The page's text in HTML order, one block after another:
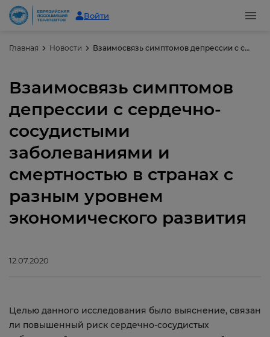
Войти
Главная Новости Взаимосвязь симптомов депрессии с сердечно-сосудистыми заболеваниями и смертностью в странах с разным уровнем экономического развития
Взаимосвязь симптомов
депрессии с сердечно-
сосудистыми
заболеваниями и
смертностью в странах с
разным уровнем
экономического развития
12.07.2020
Целью данного исследования было выяснение, связан
ли повышенный риск сердечно-сосудистых